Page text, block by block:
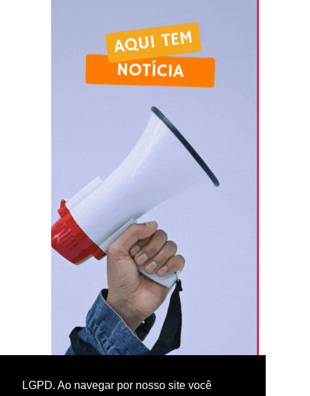
LGPD. Ao navegar por nosso site você